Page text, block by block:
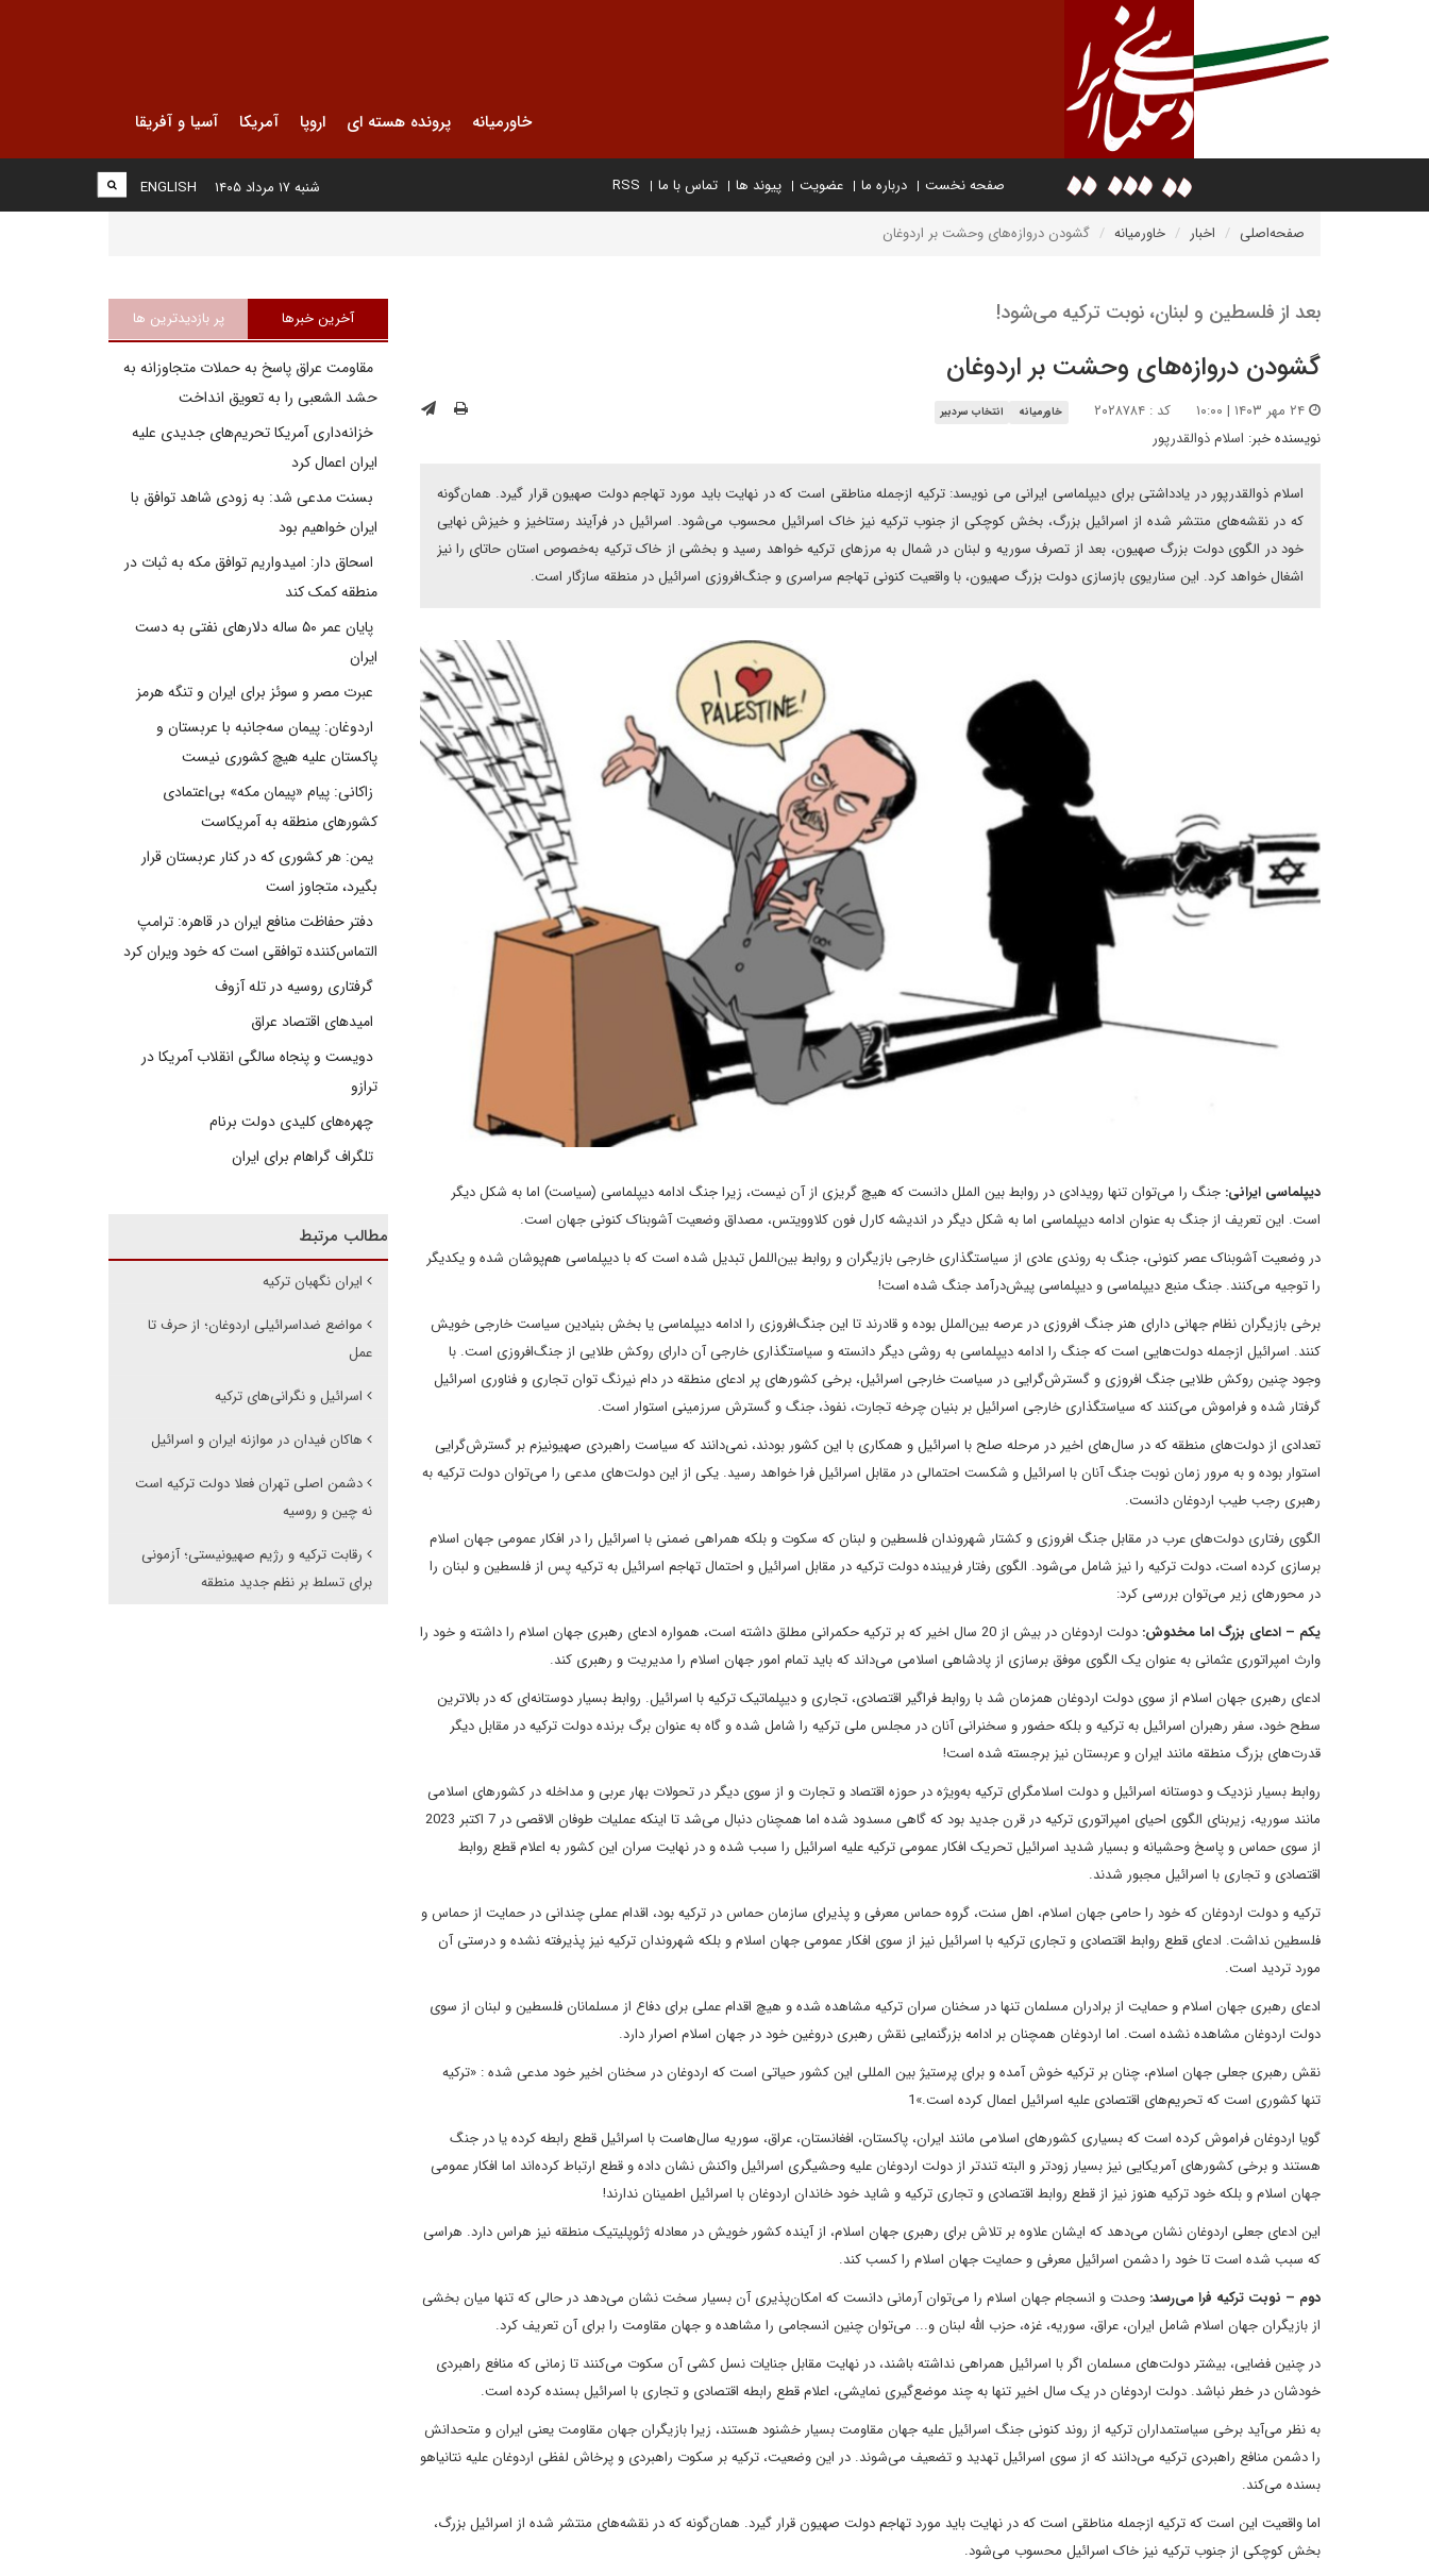
خاورمیانه پرونده هسته ای اروپا آمریکا آسیا و آفریقا
صفحه نخست درباره ما عضویت پیوند ها تماس با ما RSS
ENGLISH شنبه ۱۷ مرداد ۱۴۰۵
صفحه‌اصلی اخبار خاورمیانه گشودن دروازه‌های وحشت بر اردوغان
بعد از فلسطین و لبنان، نوبت ترکیه می‌شود!
گشودن دروازه‌های وحشت بر اردوغان
کد : ۲۰۲۸۷۸۴ خاورمیانه انتخاب سردبیر
نویسنده خبر: اسلام ذوالقدرپور
اسلام ذوالقدرپور در یادداشتی برای دیپلماسی ایرانی می نویسد: ترکیه ازجمله مناطقی است که در نهایت باید مورد تهاجم دولت صهیون قرار گیرد. همان‌گونه
که در نقشه‌های منتشر شده از اسرائیل بزرگ، بخش کوچکی از جنوب ترکیه نیز خاک اسرائیل محسوب می‌شود. اسرائیل در فرآیند رستاخیز و خیزش نهایی
خود در الگوی دولت بزرگ صهیون، بعد از تصرف سوریه و لبنان در شمال به مرزهای ترکیه خواهد رسید و بخشی از خاک ترکیه به‌خصوص استان حاتای را نیز
اشغال خواهد کرد. این سناریوی بازسازی دولت بزرگ صهیون، با واقعیت کنونی تهاجم سراسری و جنگ‌افروزی اسرائیل در منطقه سازگار است.
دیپلماسی ایرانی: جنگ را می‌توان تنها رویدادی در روابط بین الملل دانست که هیچ گریزی از آن نیست، زیرا جنگ ادامه دیپلماسی (سیاست) اما به شکل دیگر
است. این تعریف از جنگ به عنوان ادامه دیپلماسی اما به شکل دیگر در اندیشه کارل فون کلاوویتس، مصداق وضعیت آشوبناک کنونی جهان است.
در وضعیت آشوبناک عصر کنونی، جنگ به روندی عادی از سیاستگذاری خارجی بازیگران و روابط بین‌اللمل تبدیل شده است که با دیپلماسی هم‌پوشان شده و یکدیگر
را توجیه می‌کنند. جنگ منبع دیپلماسی و دیپلماسی پیش‌درآمد جنگ شده است!
برخی بازیگران نظام جهانی دارای هنر جنگ افروزی در عرصه بین‌الملل بوده و قادرند تا این جنگ‌افروزی را ادامه دیپلماسی یا بخش بنیادین سیاست خارجی خویش
کنند. اسرائیل ازجمله دولت‌هایی است که جنگ را ادامه دیپلماسی به روشی دیگر دانسته و سیاستگذاری خارجی آن دارای روکش طلایی از جنگ‌افروزی است. با
وجود چنین روکش طلایی جنگ افروزی و گسترش‌گرایی در سیاست خارجی اسرائیل، برخی کشورهای پر ادعای منطقه در دام نیرنگ توان تجاری و فناوری اسرائیل
گرفتار شده و فراموش می‌کنند که سیاستگذاری خارجی اسرائیل بر بنیان چرخه تجارت، نفوذ، جنگ و گسترش سرزمینی استوار است.
تعدادی از دولت‌های منطقه که در سال‌های اخیر در مرحله صلح با اسرائیل و همکاری با این کشور بودند، نمی‌دانند که سیاست راهبردی صهیونیزم بر گسترش‌گرایی
استوار بوده و به مرور زمان نوبت جنگ آنان با اسرائیل و شکست احتمالی در مقابل اسرائیل فرا خواهد رسید. یکی از این دولت‌های مدعی را می‌توان دولت ترکیه به
رهبری رجب طیب اردوغان دانست.
الگوی رفتاری دولت‌های عرب در مقابل جنگ افروزی و کشتار شهروندان فلسطین و لبنان که سکوت و بلکه همراهی ضمنی با اسرائیل را در افکار عمومی جهان اسلام
برسازی کرده است، دولت ترکیه را نیز شامل می‌شود. الگوی رفتار فریبنده دولت ترکیه در مقابل اسرائیل و احتمال تهاجم اسرائیل به ترکیه پس از فلسطین و لبنان را
در محورهای زیر می‌توان بررسی کرد:
یکم – ادعای بزرگ اما مخدوش:
دولت اردوغان در بیش از 20 سال اخیر که بر ترکیه حکمرانی مطلق داشته است، همواره ادعای رهبری جهان اسلام را داشته و خود را
وارث امپراتوری عثمانی به عنوان یک الگوی موفق برسازی از پادشاهی اسلامی می‌داند که باید تمام امور جهان اسلام را مدیریت و رهبری کند.
ادعای رهبری جهان اسلام از سوی دولت اردوغان همزمان شد با روابط فراگیر اقتصادی، تجاری و دیپلماتیک ترکیه با اسرائیل. روابط بسیار دوستانه‌ای که در بالاترین
سطح خود، سفر رهبران اسرائیل به ترکیه و بلکه حضور و سخنرانی آنان در مجلس ملی ترکیه را شامل شده و گاه به عنوان برگ برنده دولت ترکیه در مقابل دیگر
قدرت‌های بزرگ منطقه مانند ایران و عربستان نیز برجسته شده است!
روابط بسیار نزدیک و دوستانه اسرائیل و دولت اسلامگرای ترکیه به‌ویژه در حوزه اقتصاد و تجارت و از سوی دیگر در تحولات بهار عربی و مداخله در کشورهای اسلامی
مانند سوریه، زیربنای الگوی احیای امپراتوری ترکیه در قرن جدید بود که گاهی مسدود شده اما همچنان دنبال می‌شد تا اینکه عملیات طوفان الاقصی در 7 اکتبر 2023
از سوی حماس و پاسخ وحشیانه و بسیار شدید اسرائیل تحریک افکار عمومی ترکیه علیه اسرائیل را سبب شده و در نهایت سران این کشور به اعلام قطع روابط
اقتصادی و تجاری با اسرائیل مجبور شدند.
ترکیه و دولت اردوغان که خود را حامی جهان اسلام، اهل سنت، گروه حماس معرفی و پذیرای سازمان حماس در ترکیه بود، اقدام عملی چندانی در حمایت از حماس و
فلسطین نداشت. ادعای قطع روابط اقتصادی و تجاری ترکیه با اسرائیل نیز از سوی افکار عمومی جهان اسلام و بلکه شهروندان ترکیه نیز پذیرفته نشده و درستی آن
مورد تردید است.
ادعای رهبری جهان اسلام و حمایت از برادران مسلمان تنها در سخنان سران ترکیه مشاهده شده و هیچ اقدام عملی برای دفاع از مسلمانان فلسطین و لبنان از سوی
دولت اردوغان مشاهده نشده است. اما اردوغان همچنان بر ادامه بزرگنمایی نقش رهبری دروغین خود در جهان اسلام اصرار دارد.
نقش رهبری جعلی جهان اسلام، چنان بر ترکیه خوش آمده و برای پرستیژ بین المللی این کشور حیاتی است که اردوغان در سخنان اخیر خود مدعی شده : «ترکیه
تنها کشوری است که تحریم‌های اقتصادی علیه اسرائیل اعمال کرده است.»1
گویا اردوغان فراموش کرده است که بسیاری کشورهای اسلامی مانند ایران، پاکستان، افغانستان، عراق، سوریه سال‌هاست با اسرائیل قطع رابطه کرده یا در جنگ
هستند و برخی کشورهای آمریکایی نیز بسیار زودتر و البته تندتر از دولت اردوغان علیه وحشیگری اسرائیل واکنش نشان داده و قطع ارتباط کرده‌اند اما افکار عمومی
جهان اسلام و بلکه خود ترکیه هنوز نیز از قطع روابط اقتصادی و تجاری ترکیه و شاید خود خاندان اردوغان با اسرائیل اطمینان ندارند!
این ادعای جعلی اردوغان نشان می‌دهد که ایشان علاوه بر تلاش برای رهبری جهان اسلام، از آینده کشور خویش در معادله ژئوپلیتیک منطقه نیز هراس دارد. هراسی
که سبب شده است تا خود را دشمن اسرائیل معرفی و حمایت جهان اسلام را کسب کند.
دوم – نوبت ترکیه فرا می‌رسد: وحدت و انسجام جهان اسلام را می‌توان آرمانی دانست که امکان‌پذیری آن بسیار سخت نشان می‌دهد در حالی که تنها میان بخشی
از بازیگران جهان اسلام شامل ایران، عراق، سوریه، غزه، حزب الله لبنان و... می‌توان چنین انسجامی را مشاهده و جهان مقاومت را برای آن تعریف کرد.
در چنین فضایی، بیشتر دولت‌های مسلمان اگر با اسرائیل همراهی نداشته باشند، در نهایت مقابل جنایات نسل کشی آن سکوت می‌کنند تا زمانی که منافع راهبردی
خودشان در خطر نباشد. دولت اردوغان در یک سال اخیر تنها به چند موضع‌گیری نمایشی، اعلام قطع رابطه اقتصادی و تجاری با اسرائیل بسنده کرده است.
به نظر می‌آید برخی سیاستمداران ترکیه از روند کنونی جنگ اسرائیل علیه جهان مقاومت بسیار خشنود هستند، زیرا بازیگران جهان مقاومت یعنی ایران و متحدانش
را دشمن منافع راهبردی ترکیه می‌دانند که از سوی اسرائیل تهدید و تضعیف می‌شوند. در این وضعیت، ترکیه بر سکوت راهبردی و پرخاش لفظی اردوغان علیه نتانیاهو
بسنده می‌کند.
اما واقعیت این است که ترکیه ازجمله مناطقی است که در نهایت باید مورد تهاجم دولت صهیون قرار گیرد. همان‌گونه که در نقشه‌های منتشر شده از اسرائیل بزرگ،
بخش کوچکی از جنوب ترکیه نیز خاک اسرائیل محسوب می‌شود.
آخرین خبرها پر بازدیدترین ها
مقاومت عراق پاسخ به حملات متجاوزانه به
حشد الشعبی را به تعویق انداخت
خزانه‌داری آمریکا تحریم‌های جدیدی علیه
ایران اعمال کرد
بسنت مدعی شد: به زودی شاهد توافق با
ایران خواهیم بود
اسحاق دار: امیدواریم توافق مکه به ثبات در
منطقه کمک کند
پایان عمر ۵۰ ساله دلارهای نفتی به دست
ایران
عبرت مصر و سوئز برای ایران و تنگه هرمز
اردوغان: پیمان سه‌جانبه با عربستان و
پاکستان علیه هیچ کشوری نیست
زاکانی: پیام «پیمان مکه» بی‌اعتمادی
کشورهای منطقه به آمریکاست
یمن: هر کشوری که در کنار عربستان قرار
بگیرد، متجاوز است
دفتر حفاظت منافع ایران در قاهره: ترامپ
التماس‌کننده توافقی است که خود ویران کرد
گرفتاری روسیه در تله آزوف
امیدهای اقتصاد عراق
دویست و پنجاه سالگی انقلاب آمریکا در
ترازو
چهره‌های کلیدی دولت برنام
تلگراف گراهام برای ایران
مطالب مرتبط
ایران نگهبان ترکیه
مواضع ضداسرائیلی اردوغان؛ از حرف تا
عمل
اسرائیل و نگرانی‌های ترکیه
هاکان فیدان در موازنه ایران و اسرائیل
دشمن اصلی تهران فعلا دولت ترکیه است
نه چین و روسیه
رقابت ترکیه و رژیم صهیونیستی؛ آزمونی
برای تسلط بر نظم جدید منطقه